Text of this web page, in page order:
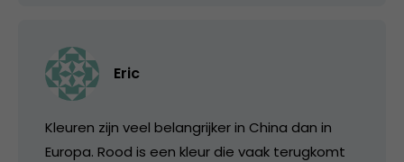
Eric
Kleuren zijn veel belangrijker in China dan in
Europa. Rood is een kleur die vaak terugkomt